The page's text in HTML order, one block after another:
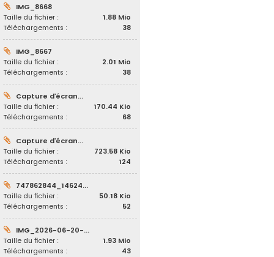
IMG_8668
Taille du fichier :
1.88 Mio
Téléchargements :
38
IMG_8667
Taille du fichier :
2.01 Mio
Téléchargements :
38
Capture d’écran...
Taille du fichier :
170.44 Kio
Téléchargements :
68
Capture d’écran...
Taille du fichier :
723.58 Kio
Téléchargements :
124
747862844_14624...
Taille du fichier :
50.18 Kio
Téléchargements :
52
IMG_2026-06-20-...
Taille du fichier :
1.93 Mio
Téléchargements :
43